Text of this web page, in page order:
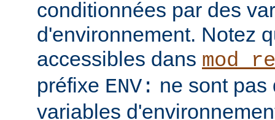
conditionnées par des
d'environnement. Notez
accessibles dans
préfixe ENV: ne sont pas
variables